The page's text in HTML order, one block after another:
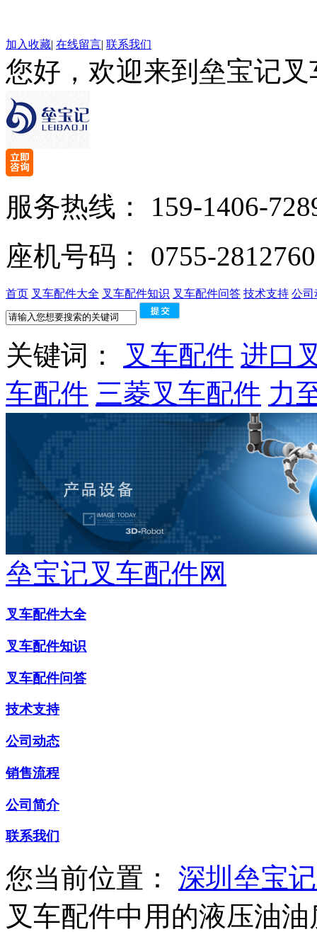
加入收藏| 在线留言| 联系我们
您好，欢迎来到垒宝记
服务热线： 159-1406-
座机号码： 0755-
首页 叉车配件大全 叉车配件知识 叉车配件问答 技术支持 公司
关键词： 叉车配件 进口
车配件 三菱叉车配件 力
垒宝记叉车配件网
叉车配件大全
叉车配件知识
叉车配件问答
技术支持
公司动态
销售流程
公司简介
联系我们
您当前位置： 深圳垒宝
叉车配件中用的液压油